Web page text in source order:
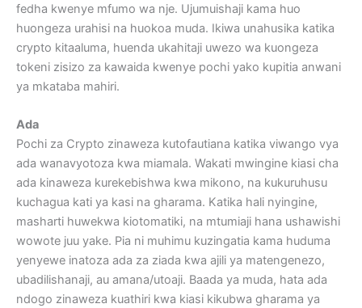
fedha kwenye mfumo wa nje. Ujumuishaji kama huo
huongeza urahisi na huokoa muda. Ikiwa unahusika katika
crypto kitaaluma, huenda ukahitaji uwezo wa kuongeza
tokeni zisizo za kawaida kwenye pochi yako kupitia anwani
ya mkataba mahiri.
Ada
Pochi za Crypto zinaweza kutofautiana katika viwango vya
ada wanavyotoza kwa miamala. Wakati mwingine kiasi cha
ada kinaweza kurekebishwa kwa mikono, na kukuruhusu
kuchagua kati ya kasi na gharama. Katika hali nyingine,
masharti huwekwa kiotomatiki, na mtumiaji hana ushawishi
wowote juu yake. Pia ni muhimu kuzingatia kama huduma
yenyewe inatoza ada za ziada kwa ajili ya matengenezo,
ubadilishanaji, au amana/utoaji. Baada ya muda, hata ada
ndogo zinaweza kuathiri kwa kiasi kikubwa gharama ya